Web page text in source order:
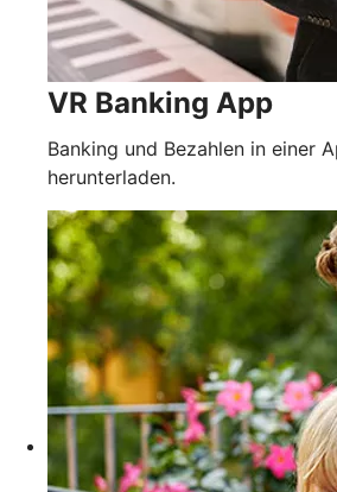
VR Banking App
Banking und Bezahlen in einer
herunterladen.